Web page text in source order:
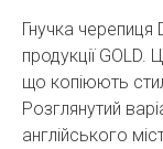
Гнучка
продукції GOLD.
що копіюють
Розглянутий
англійського